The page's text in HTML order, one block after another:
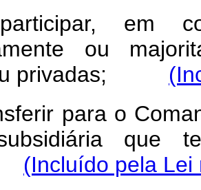
em
ou
privadas;
para o
que
(Incluído pela Lei